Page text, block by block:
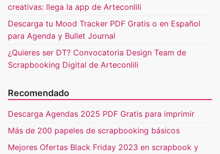
creativas: llega la app de Arteconlili
Descarga tu Mood Tracker PDF Gratis o en Español
para Agenda y Bullet Journal
¿Quieres ser DT? Convocatoria Design Team de
Scrapbooking Digital de Arteconlili
Recomendado
Descarga Agendas 2025 PDF Gratis para imprimir
Más de 200 papeles de scrapbooking básicos
Mejores Ofertas Black Friday 2023 en scrapbook y